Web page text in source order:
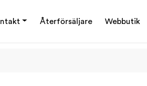
Återförsäljare Webbutik